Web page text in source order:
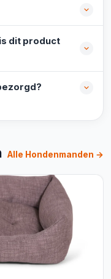
dit product
Alle Hondenmanden →